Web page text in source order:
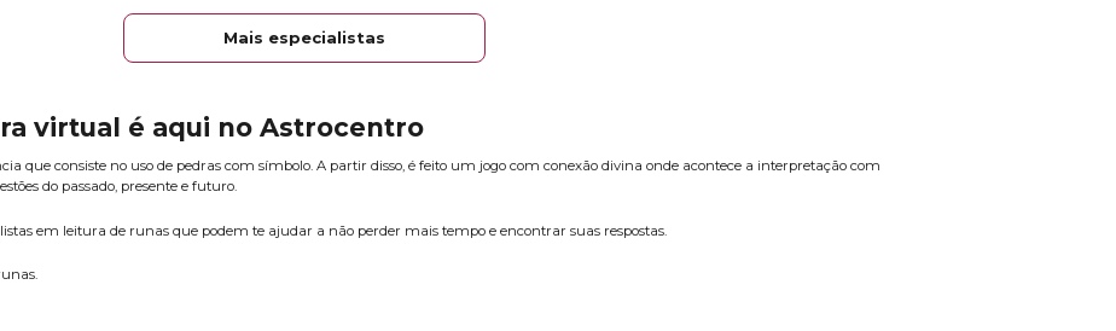
Mais especialistas
virtual é aqui no Astrocentro
que consiste no uso de pedras com símbolo. A partir disso, é feito um jogo com conexão divina onde acontece a interpretação com
do passado, presente e futuro.
em leitura de runas que podem te ajudar a não perder mais tempo e encontrar suas respostas.